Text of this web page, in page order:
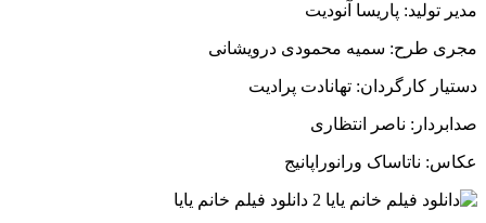
مدیر تولید: پاریسا آنودیت
مجری طرح: سمیه محمودی درویشانی
دستیار کارگردان: تهانادت پرادیت
صدابردار: ناصر انتظاری
عکاس: ناتاساک ورانوراپانیج